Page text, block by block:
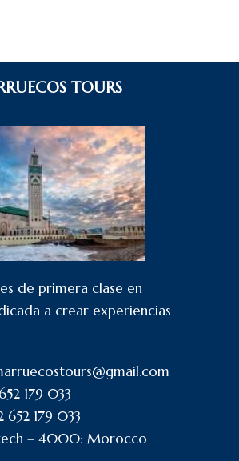
TOURS
de primera clase en
a crear experiencias
179 033
652 179 033
– 4000: Morocco